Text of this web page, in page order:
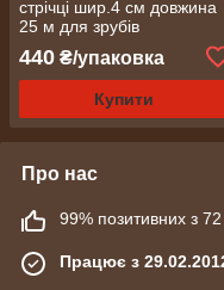
стрічці шир.4 см довжина
25 м для зрубів
лазень, саун - Упаковка
м
440 ₴/упаковка
Купити
Про нас
99% позитивних з 72
Працює з